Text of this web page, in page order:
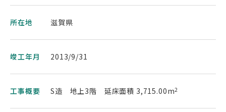
所在地 滋賀県
竣工年月 2013/9/31
工事概要 S造 地上3階 延床面積 3,715.00m2